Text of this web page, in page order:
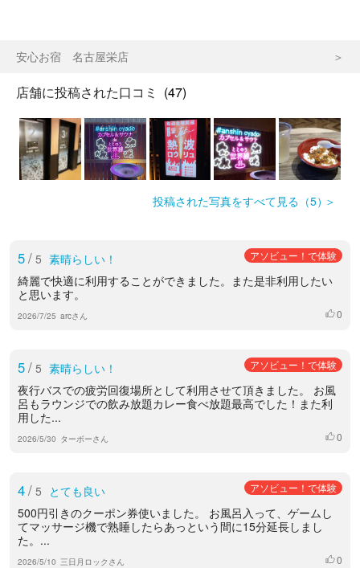
安心お宿 名古屋栄店
店舗に投稿された口コミ (47)
投稿された写真をすべて見る（5）
5/ 5 素晴らしい！ アソビュー！で体験
綺麗で快適に利用することができました。また是非利用したい
と思います。
2026/7/25 arcさん いいね
0
5/ 5 素晴らしい！ アソビュー！で体験
夜行バスでの疲労回復場所として利用させて頂きました。 お風
呂もラウンジでの飲み放題カレー食べ放題最高でした！また利
用した...
2026/5/30 ターボーさん いいね
0
4/ 5 とても良い アソビュー！で体験
500円引きのクーポン券使いました。 お風呂入って、ゲームし
てマッサージ機で熟睡したらあっという間に15分延長しまし
た。...
2026/5/10 三日月ロックさん いいね
0